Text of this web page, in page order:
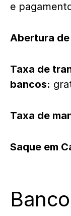
e
Abertura
Taxa de
bancos:
Taxa de
Saque em